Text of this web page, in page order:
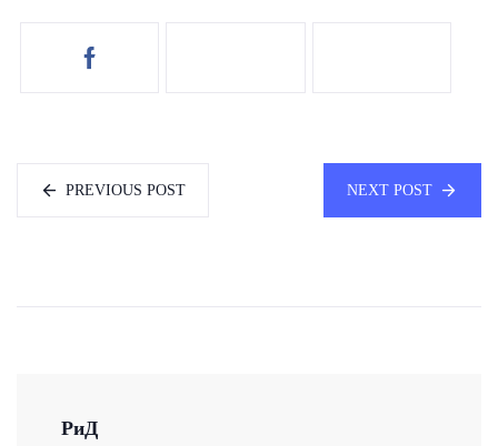
PREVIOUS POST NEXT POST
РиД